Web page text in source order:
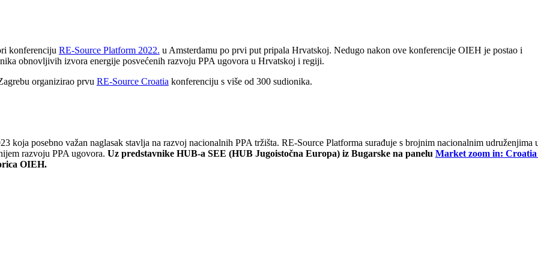
konferenciju RE-Source Platform 2022. u Amsterdamu po prvi put pripala Hrvatskoj. Nedugo nakon ove konferencije OIEH je postao i
obnovljivih izvora energije posvećenih razvoju PPA ugovora u Hrvatskoj i regiji.
organizirao prvu RE-Source Croatia konferenciju s više od 300 sudionika.
koja posebno važan naglasak stavlja na razvoj nacionalnih PPA tržišta. RE-Source Platforma surađuje s brojnim nacionalnim udruženjima
razvoju PPA ugovora. Uz predstavnike HUB-a SEE (HUB Jugoistočna Europa) iz Bugarske na panelu Market zoom in:
OIEH.